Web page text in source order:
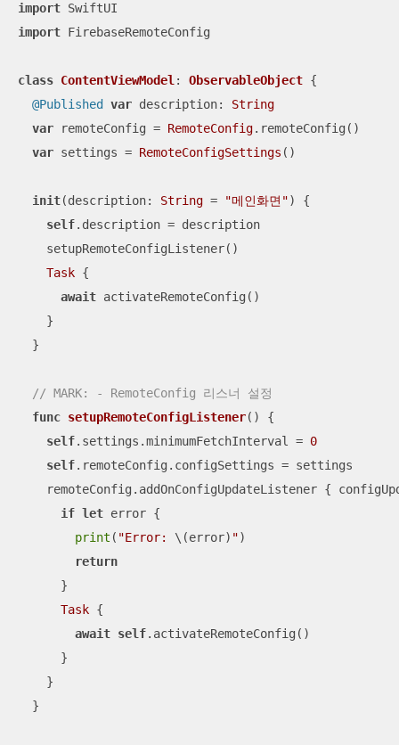
import
import FirebaseRemoteConfig
class ContentViewModel : ObservableObject {
@Published
var description: String
var remoteConfig = RemoteConfig.remoteConfig()
var settings = RemoteConfigSettings ()
init(description: String = "메인화면")
{
self.description = description
    setupRemoteConfigListener()
Task {
await activateRemoteConfig()
    }
  }
// MARK: - RemoteConfig 리스너 설정
func setupRemoteConfigListener()
{
self.settings.minimumFetchInterval = 0
self.remoteConfig.configSettings = settings
remoteConfig.addOnConfigUpdateListener {
if let error {
print ( "Error: \(error) ")
return
      }
Task {
await self.activateRemoteConfig()
      }
    }
  }